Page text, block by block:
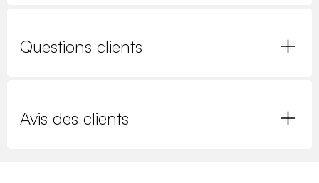
Questions clients
Avis des clients